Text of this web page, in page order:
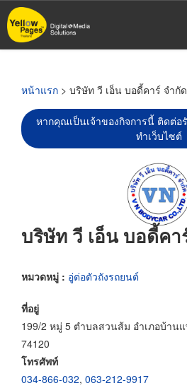
ข้าม
ไป
หน้าแรก > บริษัท วี เอ็น บอดี้คาร์ จำกัด
หากคุณเป็นเจ้าของกิจการนี้ ติดต่อ
ทำเว็บไซต์
บริษัท วี เอ็น บอดี้คา
หมวดหมู่ : อู่ต่อตัวถังรถยนต์
ที่อยู่
199/2 หมู่ 5 ตำบลสวนส้ม อำเภอบ้าน
74120
โทรศัพท์
034-866-032, 063-212-9917